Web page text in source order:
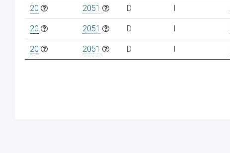
20 2051 D I
20 2051 D I
20 2051 D I